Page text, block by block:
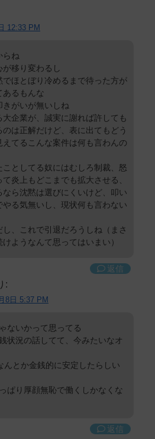
12:33 PM
らね
移り変わるし
ほとぼり冷めるまで待った方が
あるもんな
きがいが無いしね
企業が、誠実に謝れば許しても
は正解だけど、表に出てもどう
てるこんな案件は何も言わんの
としてる奴にはむしろ制裁、怒
炎上もどこまでも拡大させる、
ら沈黙は選びにくいけど、叩い
る気無いし、現状何も言わない
、これで引退だろうしね（まさ
ようなんて思ってはいまい）
返信
:
8日 5:37 PM
ないかって思ってる
状況の話してて、今みたいなオ
んとか金銭的に安定したらしい
ぱり厚顔無恥で働くしかなくな
返信